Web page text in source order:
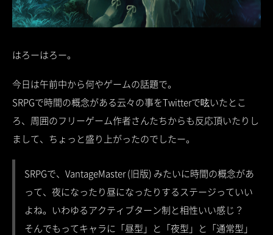
はろーはろー。
今日は午前中から何やゲームの話題で。
SRPGで時間の概念がある云々の事をTwitterで呟いたとこ
ろ、周囲のフリーゲーム作者さんたちからも反応頂いたりし
まして、ちょっと盛り上がったのでしたー。
SRPGで、VantageMaster (旧版) みたいに時間の概念があ
って、夜になったり昼になったりするステージっていい
よね。いわゆるアクティブターン制と相性いい感じ？
そんでもってキャラに「昼型」と「夜型」と「通常型」